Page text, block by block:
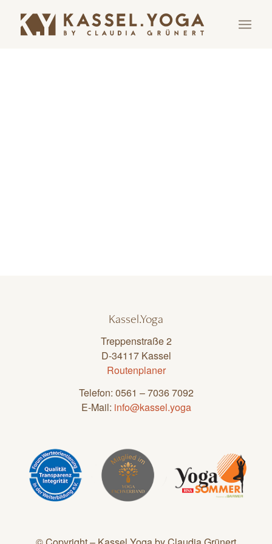
Kassel.Yoga
Treppenstraße 2
D-34117 Kassel
Routenplaner
Telefon: 0561 – 7036 7092
E-Mail: info@kassel.yoga